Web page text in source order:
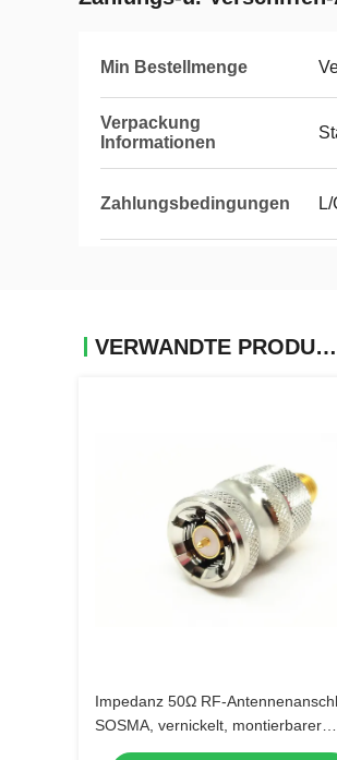
Min Bestellmenge
Verpackung
Informationen
Zahlungsbedingungen
VERWANDTE PRODUKTE
Impedanz 50Ω RF-
SOSMA, vernickelt, montierbarer
Stecker, Hochfrequenz